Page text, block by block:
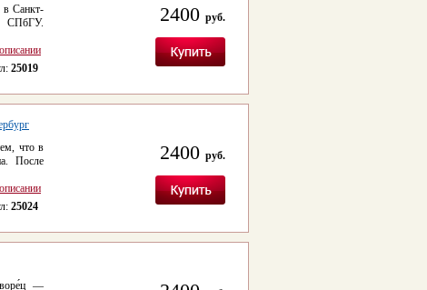
в Санкт-
СПбГУ.
2400 руб.
25019
что в
После
2400 руб.
25024
—